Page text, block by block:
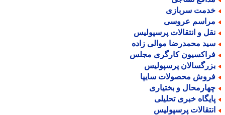
سربازی
عروسی
و انتقالات پرسپولیس
محمدرضا موالی زاده
کارگری مجلس
پرسپولیس
محصولات سایپا
و بختیاری
خبری تحلیلی
پرسپولیس